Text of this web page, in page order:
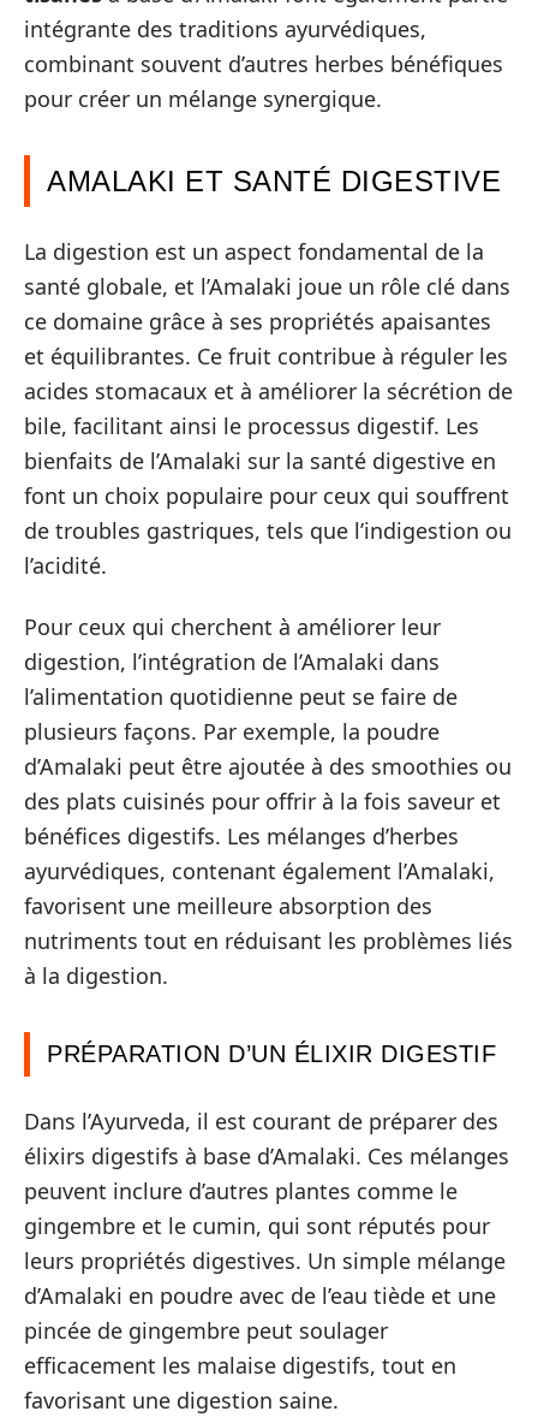
intégrante des traditions ayurvédiques,
combinant souvent d’autres herbes bénéfiques
pour créer un mélange synergique.
AMALAKI ET SANTÉ DIGESTIVE
La digestion est un aspect fondamental de la
santé globale, et l’Amalaki joue un rôle clé dans
ce domaine grâce à ses propriétés apaisantes
et équilibrantes. Ce fruit contribue à réguler les
acides stomacaux et à améliorer la sécrétion de
bile, facilitant ainsi le processus digestif. Les
bienfaits de l’Amalaki sur la santé digestive en
font un choix populaire pour ceux qui souffrent
de troubles gastriques, tels que l’indigestion ou
l’acidité.
Pour ceux qui cherchent à améliorer leur
digestion, l’intégration de l’Amalaki dans
l’alimentation quotidienne peut se faire de
plusieurs façons. Par exemple, la poudre
d’Amalaki peut être ajoutée à des smoothies ou
des plats cuisinés pour offrir à la fois saveur et
bénéfices digestifs. Les mélanges d’herbes
ayurvédiques, contenant également l’Amalaki,
favorisent une meilleure absorption des
nutriments tout en réduisant les problèmes liés
à la digestion.
PRÉPARATION D’UN ÉLIXIR DIGESTIF
Dans l’Ayurveda, il est courant de préparer des
élixirs digestifs à base d’Amalaki. Ces mélanges
peuvent inclure d’autres plantes comme le
gingembre et le cumin, qui sont réputés pour
leurs propriétés digestives. Un simple mélange
d’Amalaki en poudre avec de l’eau tiède et une
pincée de gingembre peut soulager
efficacement les malaise digestifs, tout en
favorisant une digestion saine.